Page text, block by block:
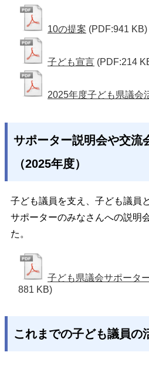
10の提案 (PDF:941 KB)
子ども宣言 (PDF:214
2025年度子ども県議会
サポーター説明会や交流
（2025年度）
子ども議員を支え、子ども議員
サポーターのみなさんへの説明
た。
子ども県議会サポータ
881 KB)
これまでの子ども議員の